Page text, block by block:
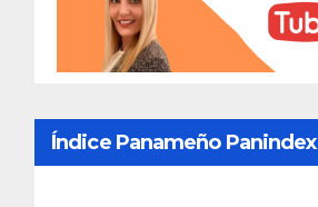
Índice Panameño Panindex